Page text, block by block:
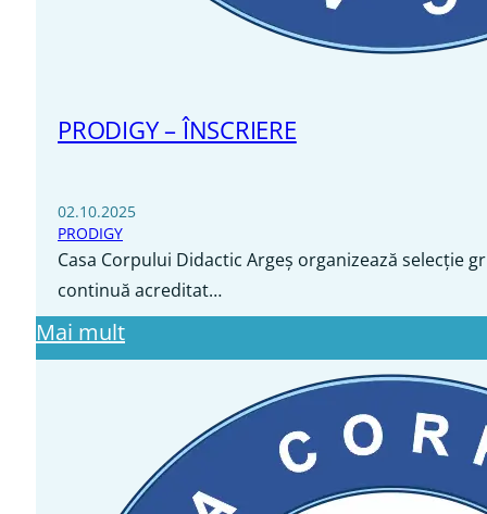
PRODIGY – ÎNSCRIERE
02.10.2025
PRODIGY
Casa Corpului Didactic Argeș organizează
continuă acreditat…
Mai mult